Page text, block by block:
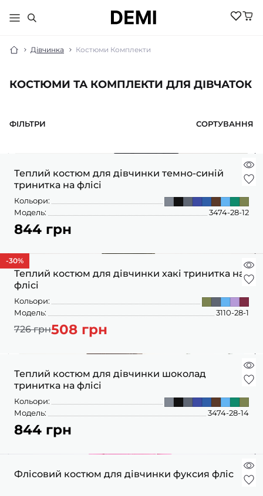
Дівчинка Костюми Комплекти
КОСТЮМИ ТА КОМПЛЕКТИ ДЛЯ ДІВЧАТОК
ФІЛЬТРИ СОРТУВАННЯ
Теплий костюм для дівчинки темно-синій
тринитка на флісі
Кольори:
Модель:
3474-28-12
844 грн
-30%
Теплий костюм для дівчинки хакі тринитка на
флісі
Кольори:
Модель:
3110-28-1
726 грн508 грн
Теплий костюм для дівчинки шоколад
тринитка на флісі
Кольори:
Модель:
3474-28-14
844 грн
Флісовий костюм для дівчинки фуксия фліс
НОВИНКИ
АКСЕСУАРИ
БІЛИЗНА ПІЖАМИ
БОДІ ПІСОЧНИКИ
ДЖЕМПЕРИ
ЖИЛЕТИ
КОЛГОТКИ
ШКАРПЕТКИ
КОМБІНЕЗОНИ
КОМПЛЕКТИ
КОСТЮМИ
КУРТКИ
ПЕЛЮШКА-КОКОН
З ШАПОЧКОЮ
ПЕРЧАТКИ
БІЛИЗНА
БОМБЕРИ КУРТКИ
ВЕЛОСИПЕДКИ
ШОРТИ
ГОЛЬФИ
КОЛГОТКИ
ШКАРПЕТКИ
КОСТЮМИ
КОМПЛЕКТИ
ЛОНГСЛІВИ
БЛУЗИ
ПІЖАМИ
СУКНІ
ТЕРМОБІЛИЗНА
ХУДІ СВІТШОТИ
ХЛОПЧИК
РОЗПРОДАЖ
ГОЛЬФИ
КОЛГОТКИ
КОМПЛЕКТИ
КУРТКИ
БОМБЕРИ
ХУДІ ЛОНГСЛІВИ
СВІТШОТИ
ШАПКИ
ШОРТИ
ШТАНИ ДЖОГЕРИ
РОЗПРОДАЖ
БІЛИЗНА
КОСТЮМИ
ПІЖАМИ
КОМПЛЕКТИ
ФУТБОЛКИ
ШКАРПЕТКИ
СЛІДИ